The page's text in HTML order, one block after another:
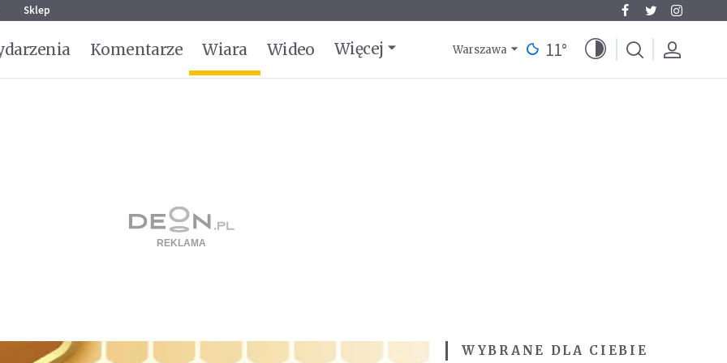
Sklep
Komentarze Wiara Wideo Więcej Warszawa 11°
WYBRANE DLA CIEBIE